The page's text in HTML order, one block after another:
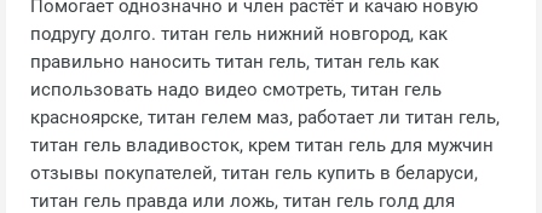
Помогает однозначно и член растёт и качаю новую
подругу долго. титан гель нижний новгород, как
правильно наносить титан гель, титан гель как
использовать надо видео смотреть, титан гель
красноярске, титан гелем маз, работает ли титан гель,
титан гель владивосток, крем титан гель для мужчин
отзывы покупателей, титан гель купить в беларуси,
титан гель правда или ложь, титан гель голд для